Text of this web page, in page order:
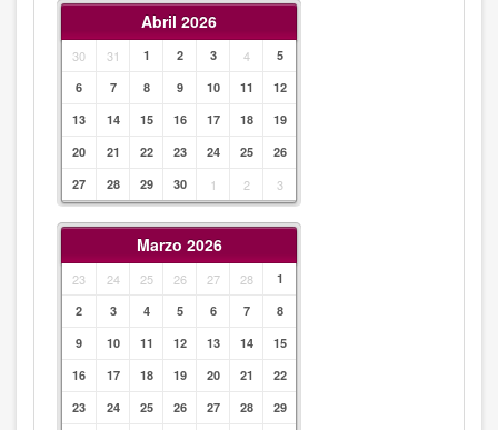
Abril 2026
30 31 1 2 3 4
5
6
7 8 9 10 11
12
13
14 15 16 17 18
19
20
21 22 23 24 25
26
27
28 29 30 1 2 3
Marzo 2026
23 24 25 26 27 28
1
2
3 4 5 6 7
8
9
10 11 12 13 14
15
16
17 18 19 20 21
22
23
24 25 26 27 28
29